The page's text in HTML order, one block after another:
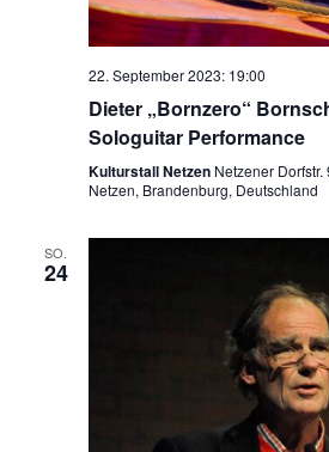
22. September 2023: 19:00
Dieter „Bornzero“
Sologuitar Performance
Kulturstall Netzen Netzener
Netzen, Brandenburg, Deutschland
SO.
24